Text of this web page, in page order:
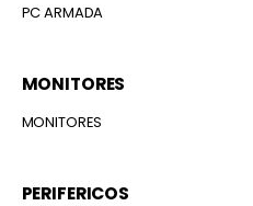
PC ARMADA
MONITORES
MONITORES
PERIFERICOS